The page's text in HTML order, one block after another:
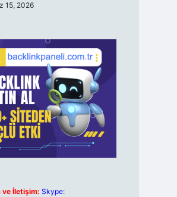
15, 2026
ve İletişim: Skype: